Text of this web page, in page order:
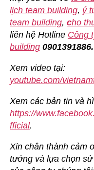
lịch team building, ý
team building, cho
liên hệ Hotline Công
building 0901391886.
Xem video tại:
youtube.com/
Xem các bản tin và
https://
fficial.
Xin chân thành cảm
tưởng và lựa chọn